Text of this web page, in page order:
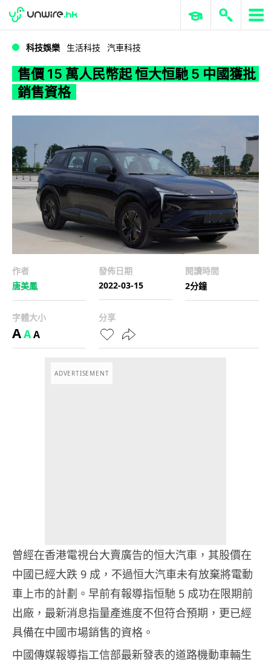
WWDC 2026 ERP 與商業 AI
科技娛樂 生活科技 汽車科技
售價 15 萬人民幣起 恒大恒馳 5 中國獲批
銷售資格
作者
唐美鳳
發佈日期
2022-03-15
閱讀時間
2分鐘
字體大小
AAA
分享
ADVERTISEMENT
曾經在香港電視台大賣廣告的恒大汽車，其股價在
中國已經大跌 9 成，不過恒大汽車未有放棄將電動
車上市的計劃。早前有報導指恒馳 5 成功在限期前
出廠，最新消息指量產進度不但符合預期，更已經
具備在中國市場銷售的資格。
中國傳媒報導指工信部最新發表的道路機動車輛生